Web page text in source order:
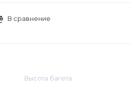
В сравнение
Высота багета